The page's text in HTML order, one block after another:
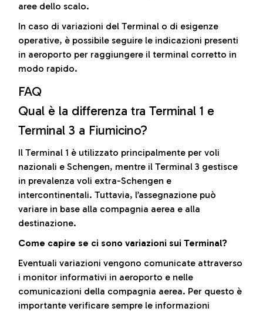
aree dello scalo.
In caso di variazioni del Terminal o di esigenze
operative, è possibile seguire le indicazioni presenti
in aeroporto per raggiungere il terminal corretto in
modo rapido.
FAQ
Qual è la differenza tra Terminal 1 e
Terminal 3 a Fiumicino?
Il Terminal 1 è utilizzato principalmente per voli
nazionali e Schengen, mentre il Terminal 3 gestisce
in prevalenza voli extra-Schengen e
intercontinentali. Tuttavia, l’assegnazione può
variare in base alla compagnia aerea e alla
destinazione.
Come capire se ci sono variazioni sui Terminal?
Eventuali variazioni vengono comunicate attraverso
i monitor informativi in aeroporto e nelle
comunicazioni della compagnia aerea. Per questo è
importante verificare sempre le informazioni